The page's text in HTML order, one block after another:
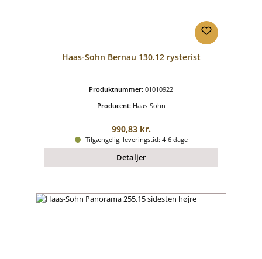
Haas-Sohn Bernau 130.12 rysterist
Produktnummer: 01010922
Producent: Haas-Sohn
Almindelig pris:
990,83 kr.
Tilgængelig, leveringstid: 4-6 dage
Detaljer